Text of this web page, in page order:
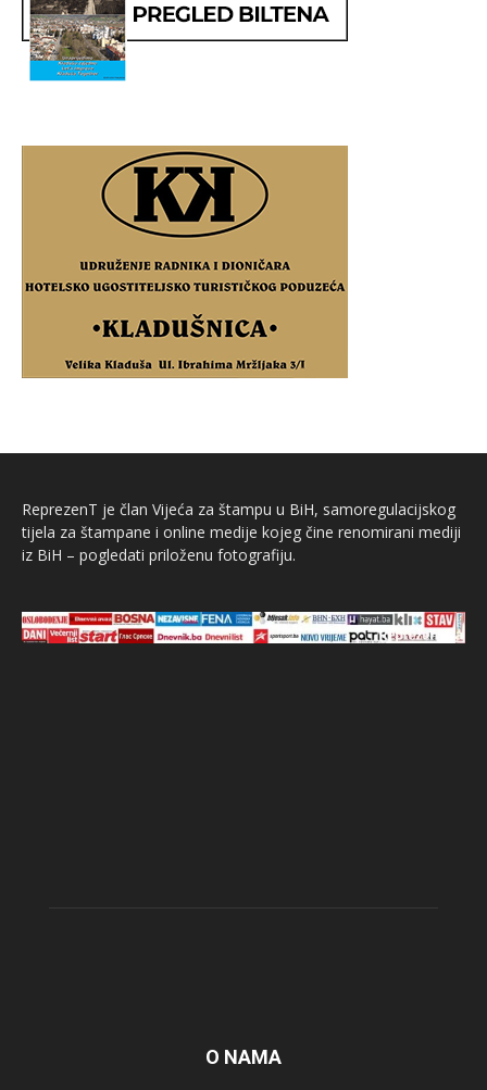
ReprezenT je član Vijeća za štampu u BiH, samoregulacijskog
tijela za štampane i online medije kojeg čine renomirani mediji
iz BiH – pogledati priloženu fotografiju.
O NAMA